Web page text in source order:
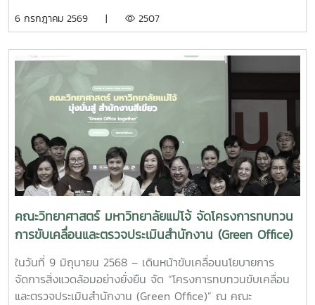
องค์กรสู่การเป็นสำนักงานที่เป็นมิตรกับสิ่งแวดล้อมอย่างเป็นรูป
ประการ สำคัญ ได้แก่: เพื่อการตรวจสอบมาตรฐานและความ
สอดคล้อง: มุ่งเน้นให้ทราบว่าระบบการจัดการสิ่งแวดล้อมของ
คณะวิทยาศาสตร์ ดำเนินการเป็นไปตามมาตรฐานสำนักงานสี
เขียว (Green Office) กฎหมายสิ่งแวดล้อมที่เกี่ยวข้อง รวมถึง
สอดคล้องกับนโยบายสิ่งแวดล้อมของคณะวิทยาศาสตร์อย่างถูก
ต้อง เพื่อความต่อเนื่องและการพัฒนาที่ยั่งยืน: มุ่งส่งเสริมและ
ผลักดันให้ระบบการจัดการสิ่งแวดล้อมภายในคณะวิทยาศาสตร์
สามารถดำเนินงานได้อย่างมีประสิทธิภาพและเกิดความต่อเนื่อง
ในระยะยาว การตรวจประเมินในครั้งนี้ถือเป็นกลไกสำคัญในการ
ทบทวนและพัฒนาการบริหารจัดการทรัพยากร พลังงาน และ
ของเสียภายในคณะวิทยาศาสตร์ เพื่อสร้างสภาพแวดล้อมการ
ทำงานที่ดี และสะท้อนถึงความมุ่งมั่นของบุคลากรในการร่วมเป็น
ส่วนหนึ่งของการลดผลกระทบต่อสิ่งแวดล้อมอย่างยั่งยืน
6 กรกฎาคม 2569 | 2507
คณะวิทยาศาสตร์ มหาวิทยาลัยแม่โจ้ จัดโครงการทบทวน
การขับเคลื่อนและตรวจประเมินสำนักงาน (Green Office)
มุ่งยกระดับสู่ Green Faculty
ในวันที่ 9 มิถุนายน 2568 – เดินหน้าขับเคลื่อนนโยบายการ
จัดการสิ่งแวดล้อมอย่างยั่งยืน จัด “โครงการทบทวนขับเคลื่อน
และตรวจประเมินสำนักงาน (Green Office)” ณ คณะ